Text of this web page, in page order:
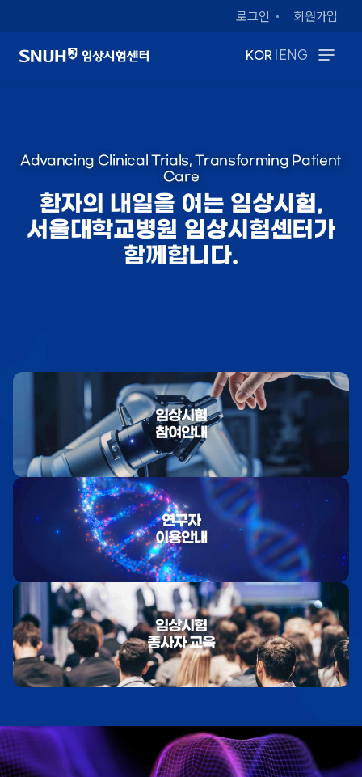
로그인 회원가입
KOR | ENG
Advancing Clinical Trials, Transforming Patient
Care
환자의 내일을 여는 임상시험,
서울대학교병원 임상시험센터가
함께합니다.
임상시험
참여안내
연구자
이용안내
임상시험
종사자 교육